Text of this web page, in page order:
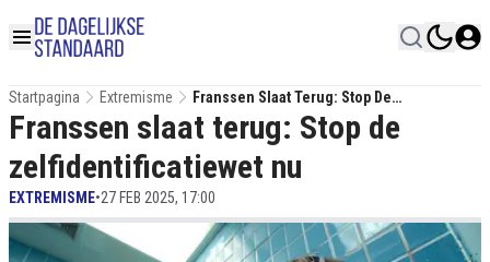
Startpagina Extremisme
Franssen Slaat Terug: Stop De
Zelfidentificatiewet Nu
Franssen slaat terug: Stop de
zelfidentificatiewet nu
EXTREMISME•27 FEB 2025, 17:00